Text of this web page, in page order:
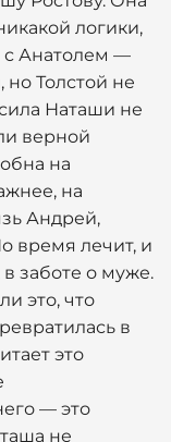
логики,
с Анатолем —
Толстой не
Наташи не
верной
на
на
Андрей,
время лечит, и
заботе о муже.
это, что
в
это
— это
не